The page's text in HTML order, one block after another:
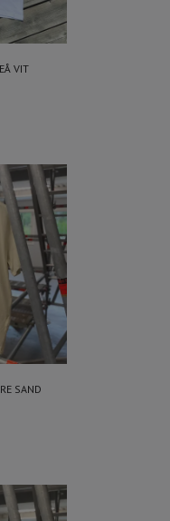
VIT
SAND